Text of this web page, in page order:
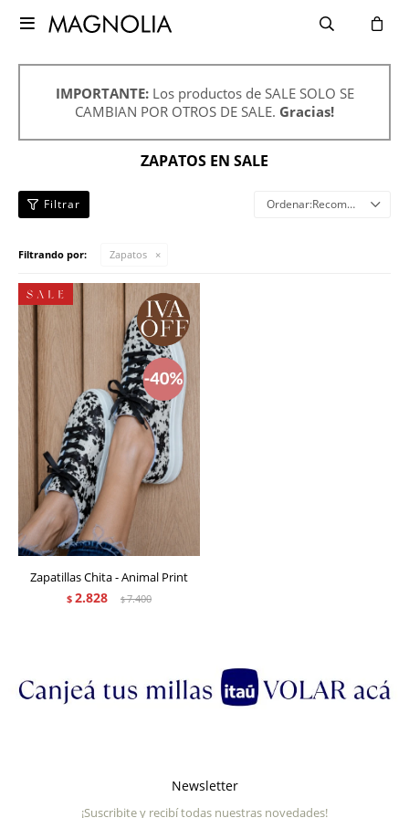

IMPORTANTE: Los productos de SALE SOLO SE
CAMBIAN POR OTROS DE SALE. Gracias!
ZAPATOS EN SALE
Recomendados
Filtrando por: Zapatos
Zapatillas Chita - Animal Print
$ 2.828 $7.400
Newsletter
¡Suscribite y recibí todas nuestras novedades!